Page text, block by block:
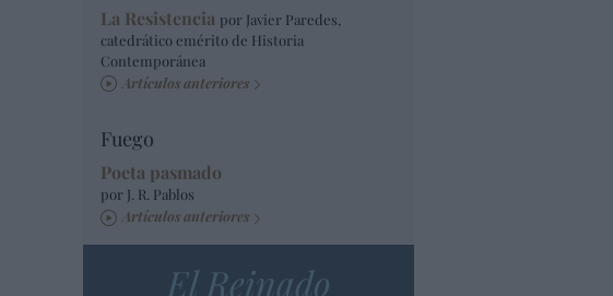
La Resistencia por Javier Paredes,
catedrático emérito de Historia
Contemporánea
Artículos anteriores
Fuego
Poeta pasmado
por J. R. Pablos
Artículos anteriores
El Reinado